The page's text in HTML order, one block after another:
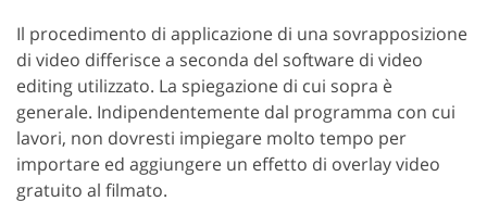
Il procedimento di applicazione di una sovrapposizione
di video differisce a seconda del software di video
editing utilizzato. La spiegazione di cui sopra è
generale. Indipendentemente dal programma con cui
lavori, non dovresti impiegare molto tempo per
importare ed aggiungere un effetto di overlay video
gratuito al filmato.